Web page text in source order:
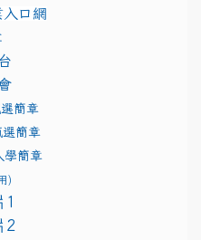
口網
modules/
簡章
選簡章
學簡章
)
presentation/d/
1
presentation/d/
2